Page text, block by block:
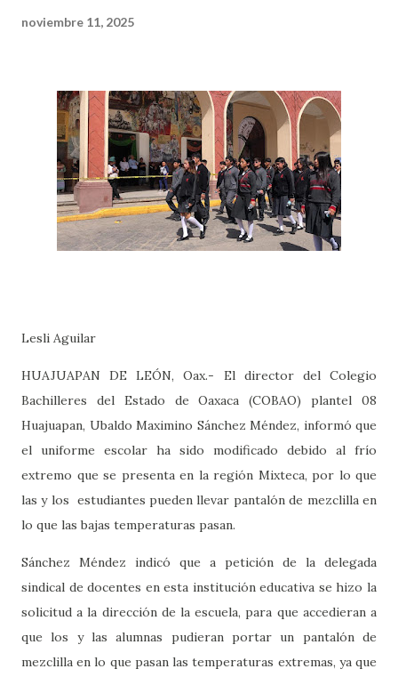
noviembre 11, 2025
Lesli Aguilar
HUAJUAPAN DE LEÓN, Oax.- El director del Colegio
Bachilleres del Estado de Oaxaca (COBAO) plantel 08
Huajuapan, Ubaldo Maximino Sánchez Méndez, informó que
el uniforme escolar ha sido modificado debido al frío
extremo que se presenta en la región Mixteca, por lo que
las y los estudiantes pueden llevar pantalón de mezclilla en
lo que las bajas temperaturas pasan.
Sánchez Méndez indicó que a petición de la delegada
sindical de docentes en esta institución educativa se hizo la
solicitud a la dirección de la escuela, para que accedieran a
que los y las alumnas pudieran portar un pantalón de
mezclilla en lo que pasan las temperaturas extremas, ya que